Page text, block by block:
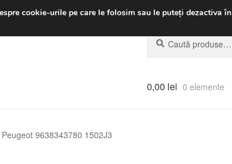
vineri 9 a.m. - 4 p.m.031 229 6816
Caută
după:
Caută
0,00 lei 0 elemente
9638343780 1502J3
cookie-urile pe care le folosim sau le puteți dezactiva în